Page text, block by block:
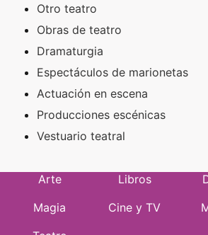
Otro teatro
Obras de teatro
Dramaturgia
Espectáculos de marionetas
Actuación en escena
Producciones escénicas
Vestuario teatral
Arte Libros
Magia
Cine y TV